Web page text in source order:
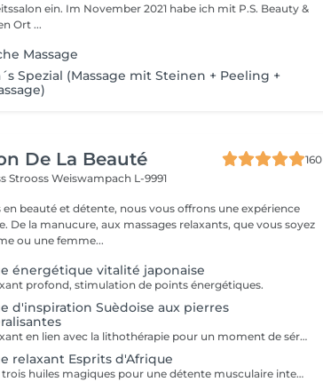
ein. Im November 2021 habe ich mit P.S. Beauty &
Ort ...
Massage
Spezial (Massage mit Steinen + Peeling +
De La Beauté
160
StroossWeiswampach L-9991
en beauté et détente, nous vous offrons une expérience
De la manucure, aux massages relaxants, que vous soyez
ou une femme...
énergétique vitalité japonaise
profond, stimulation de points énergétiques.
d'inspiration Suèdoise aux pierres
Soin relaxant en lien avec la lithothérapie pour un moment de sérénité absolue
relaxant Esprits d'Afrique
Soin aux trois huiles magiques pour une détente musculaire intense